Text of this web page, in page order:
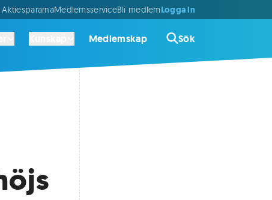
MedlemsserviceBli medlemLogga in
Medlemskap Sök